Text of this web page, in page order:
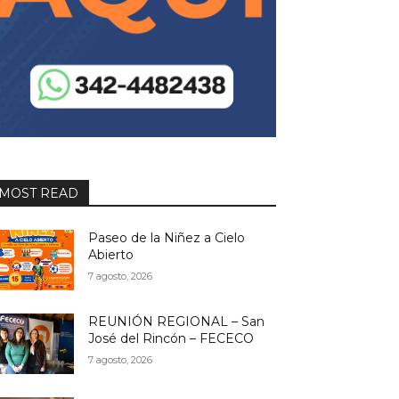
READ
Paseo de la Niñez a Cielo
Abierto
7 agosto, 2026
REUNIÓN REGIONAL – San
José del Rincón – FECECO
7 agosto, 2026